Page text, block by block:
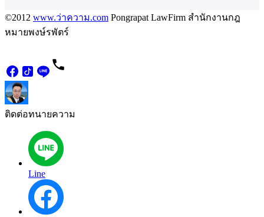
©2012 www.ว่าความ.com Pongrapat LawFirm สำนักงานกฎ
หมายพงษ์รพัตร์
ติดต่อทนายความ
Line